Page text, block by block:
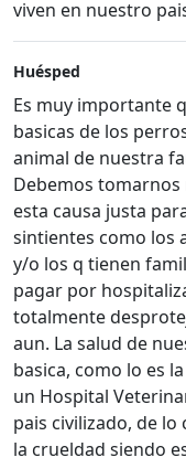
viven en nuestro
Huésped
Es muy importante
basicas de los
animal de nuestra
Debemos
esta causa justa
sintientes como los
y/o los q tienen
pagar por
totalmente
aun. La salud de
basica, como lo es
un Hospital
pais civilizado, de
la crueldad siendo